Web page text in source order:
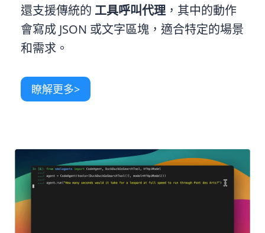
還支援傳統的 工具呼叫代理，其中的動作
會寫成 JSON 或文字區塊，適合特定的場景
和需求。
瞭解更多>